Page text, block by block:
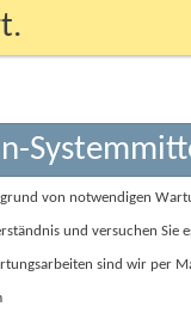
von notwendigen
und versuchen Sie
sind wir per